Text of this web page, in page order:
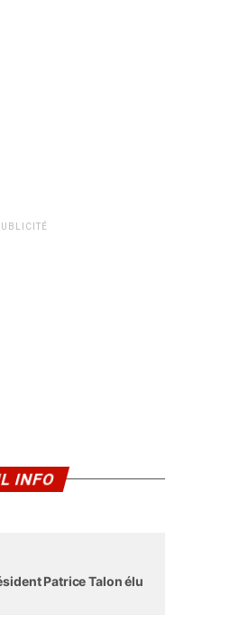
INFO
Patrice Talon élu